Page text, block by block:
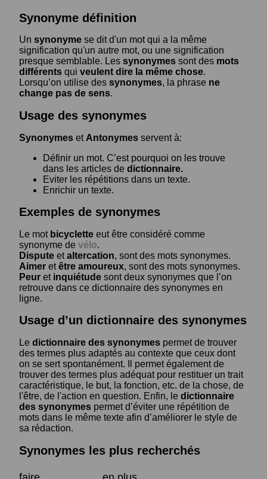
Synonyme définition
Un synonyme se dit d'un mot qui a la même
signification qu'un autre mot, ou une signification
presque semblable. Les synonymes sont des mots
différents qui veulent dire la même chose.
Lorsqu’on utilise des synonymes, la phrase ne
change pas de sens.
Usage des synonymes
Synonymes et Antonymes servent à:
Définir un mot. C’est pourquoi on les trouve
dans les articles de dictionnaire.
Eviter les répétitions dans un texte.
Enrichir un texte.
Exemples de synonymes
Le mot bicyclette eut être considéré comme
synonyme de vélo.
Dispute etaltercation, sont des mots synonymes.
Aimer etêtre amoureux, sont des mots synonymes.
Peur et inquiétude sont deux synonymes que l’on
retrouve dans ce dictionnaire des synonymes en
ligne.
Usage d’un dictionnaire des synonymes
Le dictionnaire des synonymes permet de trouver
des termes plus adaptés au contexte que ceux dont
on se sert spontanément. Il permet également de
trouver des termes plus adéquat pour restituer un trait
caractéristique, le but, la fonction, etc. de la chose, de
l'être, de l'action en question. Enfin, le dictionnaire
des synonymes permet d’éviter une répétition de
mots dans le même texte afin d’améliorer le style de
sa rédaction.
Synonymes les plus recherchés